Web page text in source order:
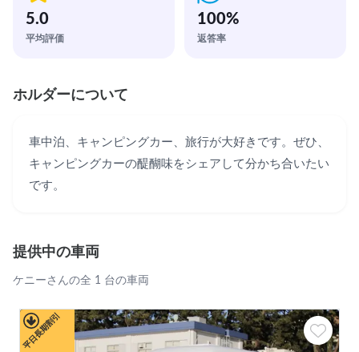
5.0
平均評価
100%
返答率
ホルダーについて
車中泊、キャンピングカー、旅行が大好きです。ぜひ、
キャンピングカーの醍醐味をシェアして分かち合いたい
です。
提供中の車両
ケニーさんの全 1 台の車両
平日長期割引